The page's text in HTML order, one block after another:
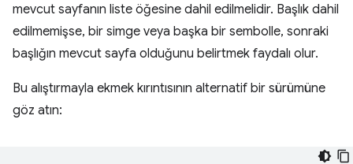
mevcut sayfanın liste öğesine dahil edilmelidir. Başlık dahil
edilmemişse, bir simge veya başka bir sembolle, sonraki
başlığın mevcut sayfa olduğunu belirtmek faydalı olur.
Bu alıştırmayla ekmek kırıntısının alternatif bir sürümüne
göz atın: